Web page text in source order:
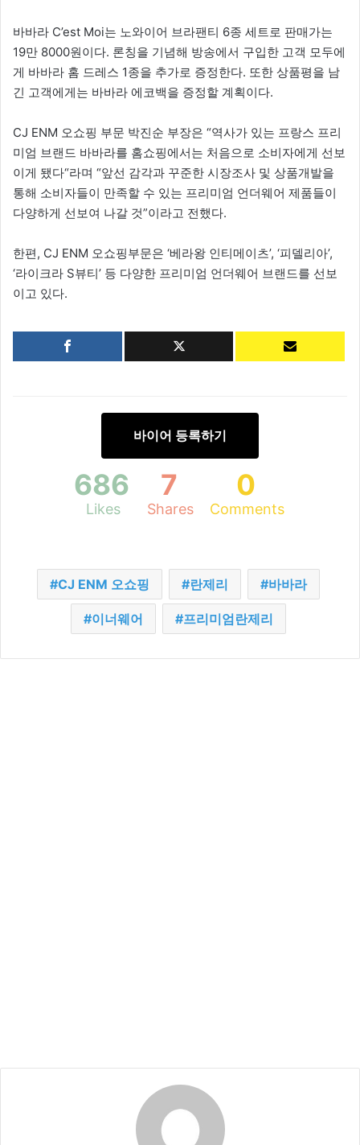
바바라 C’est Moi는 노와이어 브라팬티 6종 세트로 판매가는
19만 8000원이다. 론칭을 기념해 방송에서 구입한 고객 모두에
게 바바라 홈 드레스 1종을 추가로 증정한다. 또한 상품평을 남
긴 고객에게는 바바라 에코백을 증정할 계획이다.
CJ ENM 오쇼핑 부문 박진순 부장은 “역사가 있는 프랑스 프리
미엄 브랜드 바바라를 홈쇼핑에서는 처음으로 소비자에게 선보
이게 됐다“라며 “앞선 감각과 꾸준한 시장조사 및 상품개발을
통해 소비자들이 만족할 수 있는 프리미엄 언더웨어 제품들이
다양하게 선보여 나갈 것”이라고 전했다.
한편, CJ ENM 오쇼핑부문은 ‘베라왕 인티메이츠’, ‘피델리아’,
‘라이크라 S뷰티’ 등 다양한 프리미엄 언더웨어 브랜드를 선보
이고 있다.
바이어 등록하기
686
Likes
7
Shares
0
Comments
CJ ENM 오쇼핑 란제리 바바라
이너웨어 프리미엄란제리